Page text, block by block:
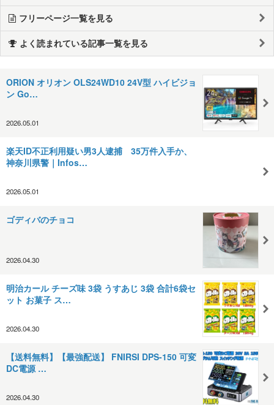
フリーページ一覧を見る
よく読まれている記事一覧を見る
ORION オリオン OLS24WD10 24V型 ハイビジョ
ン Go…
2026.05.01
楽天ID不正利用疑い男3人逮捕 35万件入手か、
神奈川県警｜Infos…
2026.05.01
ゴディバのチョコ
2026.04.30
明治カール チーズ味 3袋 うすあじ 3袋 合計6袋セ
ット お菓子 ス…
2026.04.30
【送料無料】【最強配送】 FNIRSI DPS-150 可変
DC電源 …
2026.04.30